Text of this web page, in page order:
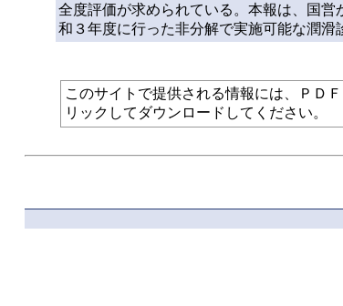
全度評価が求められている。本報は、国
和３年度に行った非分解で実施可能な潤滑
このサイトで提供される情報には、ＰＤ
リックしてダウンロードしてください。